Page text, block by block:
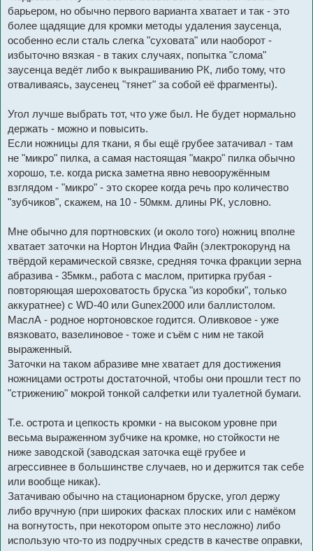
барьером, но обычно первого варианта хватает и так - это
более щадящие для кромки методы удаления заусенца,
особенно если сталь слегка "суховата" или наоборот -
избыточно вязкая - в таких случаях, попытка "слома"
заусенца ведёт либо к выкрашиванию РК, либо тому, что
отваливаясь, заусенец "тянет" за собой её фрагменты).
Угол лучше выбрать тот, что уже был. Не будет нормально
держать - можно и повысить.
Если ножницы для ткани, я бы ещё грубее затачивал - там
не "микро" пилка, а самая настоящая "макро" пилка обычно
хорошо, т.е. когда риска заметна явно невооружённым
взглядом - "микро" - это скорее когда речь про количество
"зубчиков", скажем, на 10 - 50мкм. длины РК, условно.
Мне обычно для портновских (и около того) ножниц вполне
хватает заточки на Нортон Индиа Файн (электрокорунд на
твёрдой керамической связке, средняя точка фракции зерна
абразива - 35мкм., работа с маслом, притирка грубая -
повторяющая шероховатость бруска "из коробки", только
аккуратнее) с WD-40 или Gunex2000 или баллистолом.
МаслА - родное нортоновское годится. Оливковое - уже
вязковато, вазелиновое - тоже и съём с ним не такой
выраженный.
Заточки на таком абразиве мне хватает для достижения
ножницами остроты достаточной, чтобы они прошли тест по
"стрижению" мокрой тонкой салфетки или туалетной бумаги.
Т.е. острота и цепкость кромки - на высоком уровне при
весьма выраженном зубчике на кромке, но стойкости не
ниже заводской (заводская заточка ещё грубее и
агрессивнее в большинстве случаев, но и держится так себе
или вообще никак).
Затачиваю обычно на стационарном бруске, угол держу
либо вручную (при широких фасках плоских или с намёком
на вогнутость, при некотором опыте это несложно) либо
использую что-то из подручных средств в качестве оправки,